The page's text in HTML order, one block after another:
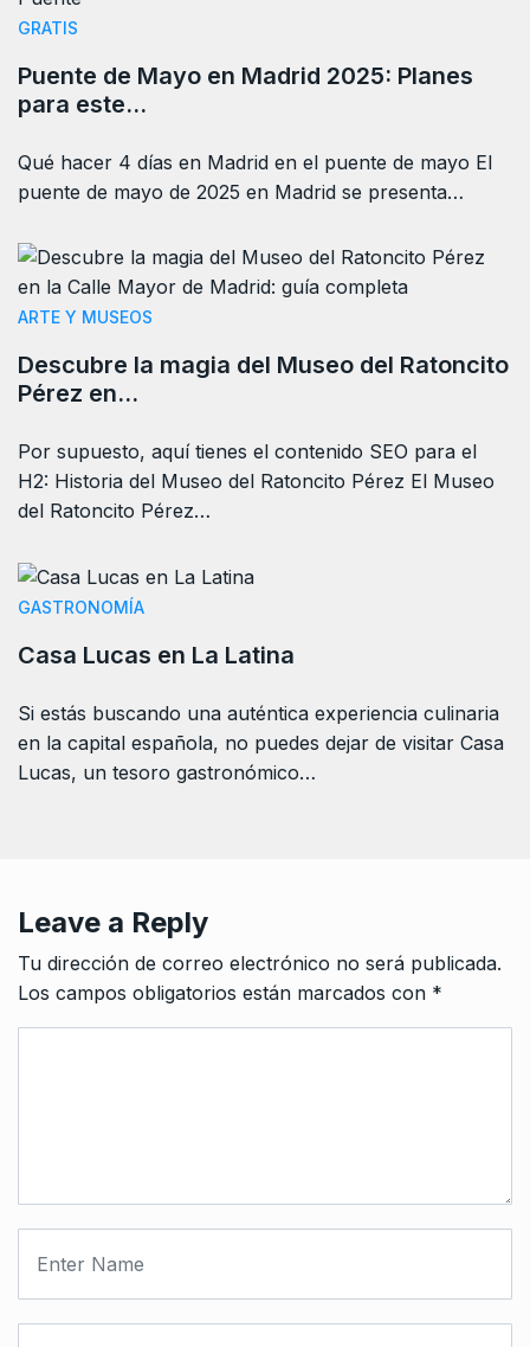
GRATIS
Puente de Mayo en Madrid 2025: Planes
para este…
Qué hacer 4 días en Madrid en el puente de mayo El
puente de mayo de 2025 en Madrid se presenta…
ARTE Y MUSEOS
Descubre la magia del Museo del Ratoncito
Pérez en…
Por supuesto, aquí tienes el contenido SEO para el
H2: Historia del Museo del Ratoncito Pérez El Museo
del Ratoncito Pérez…
GASTRONOMÍA
Casa Lucas en La Latina
Si estás buscando una auténtica experiencia culinaria
en la capital española, no puedes dejar de visitar Casa
Lucas, un tesoro gastronómico…
Leave a Reply
Tu dirección de correo electrónico no será publicada.
Los campos obligatorios están marcados con *